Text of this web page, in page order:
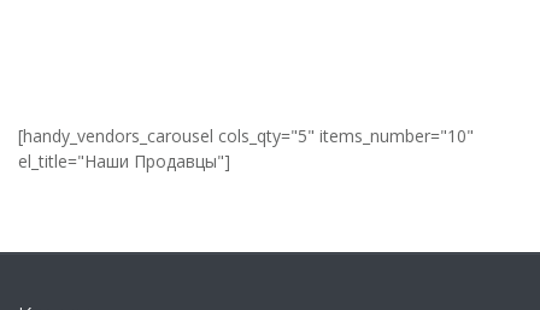
[handy_vendors_carousel cols_qty="5" items_number="10"
el_title="Наши Продавцы"]